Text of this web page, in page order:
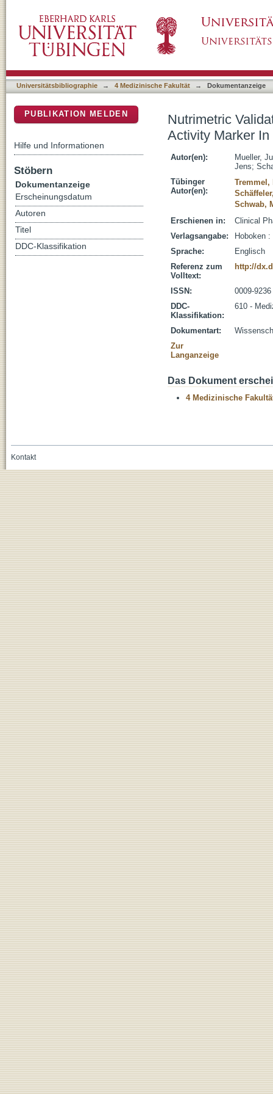
Universitätsbibliographie → 4 Medizinische Fakultät → Dokumentanzeige
Nutrimetric
Activity Marker In
Autor(en):
Mueller,
Jens;
Tübinger
Autor(en):
Tremmel,
Schwab,
Erschienen in:
Clinical
Verlagsangabe:
Hoboken
Sprache:
Englisch
Referenz zum
Volltext:
http://
ISSN:
0009-9236
DDC-
Klassifikation:
610 -
Dokumentart:
Zur
Langanzeige
Das Dokument
4 Medizinische
PUBLIKATION MELDEN
Hilfe und Informationen
Stöbern
Dokumentanzeige
Erscheinungsdatum
Autoren
Titel
DDC-Klassifikation
Kontakt